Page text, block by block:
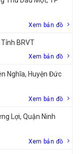
Xem bản đồ
Tỉnh BRVT
Xem bản đồ
Nghĩa, Huyện Đức
Xem bản đồ
Lợi, Quận Ninh
Xem bản đồ